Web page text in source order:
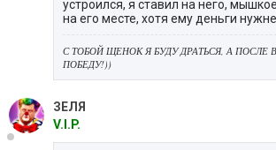
устроился, я ставил на него,
на его месте, хотя ему деньги
С ТОБОЙ ЩЕНОК Я БУДУ ДРАТЬСЯ, А
ПОБЕДУ!))
ЗЕЛЯ
V.I.P.